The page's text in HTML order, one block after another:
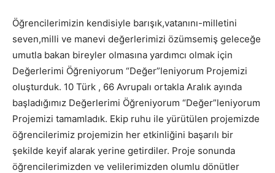
Öğrencilerimizin kendisiyle barışık,vatanını-milletini
seven,milli ve manevi değerlerimizi özümsemiş geleceğe
umutla bakan bireyler olmasına yardımcı olmak için
Değerlerimi Öğreniyorum “Değer”leniyorum Projemizi
oluşturduk. 10 Türk , 66 Avrupalı ortakla Aralık ayında
başladığımız Değerlerimi Öğreniyorum “Değer”leniyorum
Projemizi tamamladık. Ekip ruhu ile yürütülen projemizde
öğrencilerimiz projemizin her etkinliğini başarılı bir
şekilde keyif alarak yerine getirdiler. Proje sonunda
öğrencilerimizden ve velilerimizden olumlu dönütler